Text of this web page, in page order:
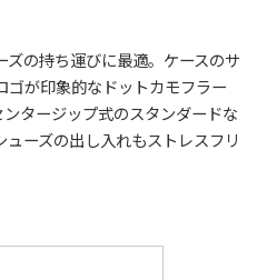
の持ち運びに最適。ケースのサ
ゴが印象的なドットカモフラー
タージップ式のスタンダードな
ーズの出し入れもストレスフリ